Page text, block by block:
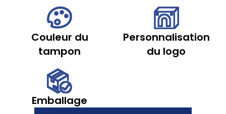
Couleur du
tampon
Personnalisation
du logo
Emballage